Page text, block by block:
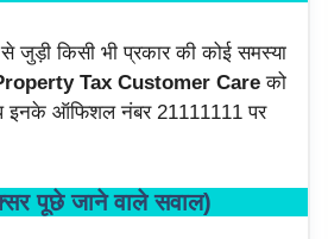
जुड़ी किसी भी प्रकार की कोई समस्या
Tax Customer Care को
इनके ऑफिशल नंबर 21111111 पर
पूछे जाने वाले सवाल)